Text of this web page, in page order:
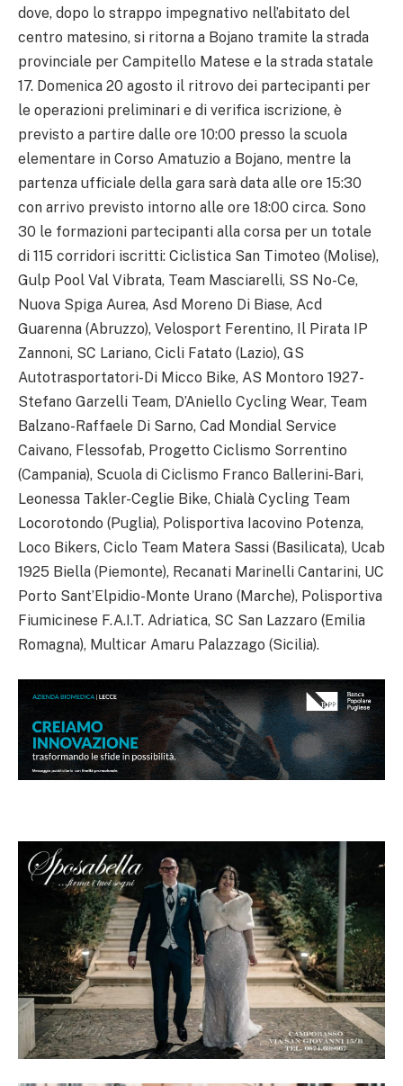
dove, dopo lo strappo impegnativo nell’abitato del
centro matesino, si ritorna a Bojano tramite la strada
provinciale per Campitello Matese e la strada statale
17. Domenica 20 agosto il ritrovo dei partecipanti per
le operazioni preliminari e di verifica iscrizione, è
previsto a partire dalle ore 10:00 presso la scuola
elementare in Corso Amatuzio a Bojano, mentre la
partenza ufficiale della gara sarà data alle ore 15:30
con arrivo previsto intorno alle ore 18:00 circa. Sono
30 le formazioni partecipanti alla corsa per un totale
di 115 corridori iscritti: Ciclistica San Timoteo (Molise),
Gulp Pool Val Vibrata, Team Masciarelli, SS No-Ce,
Nuova Spiga Aurea, Asd Moreno Di Biase, Acd
Guarenna (Abruzzo), Velosport Ferentino, Il Pirata IP
Zannoni, SC Lariano, Cicli Fatato (Lazio), GS
Autotrasportatori-Di Micco Bike, AS Montoro 1927-
Stefano Garzelli Team, D’Aniello Cycling Wear, Team
Balzano-Raffaele Di Sarno, Cad Mondial Service
Caivano, Flessofab, Progetto Ciclismo Sorrentino
(Campania), Scuola di Ciclismo Franco Ballerini-Bari,
Leonessa Takler-Ceglie Bike, Chialà Cycling Team
Locorotondo (Puglia), Polisportiva Iacovino Potenza,
Loco Bikers, Ciclo Team Matera Sassi (Basilicata), Ucab
1925 Biella (Piemonte), Recanati Marinelli Cantarini, UC
Porto Sant’Elpidio-Monte Urano (Marche), Polisportiva
Fiumicinese F.A.I.T. Adriatica, SC San Lazzaro (Emilia
Romagna), Multicar Amaru Palazzago (Sicilia).